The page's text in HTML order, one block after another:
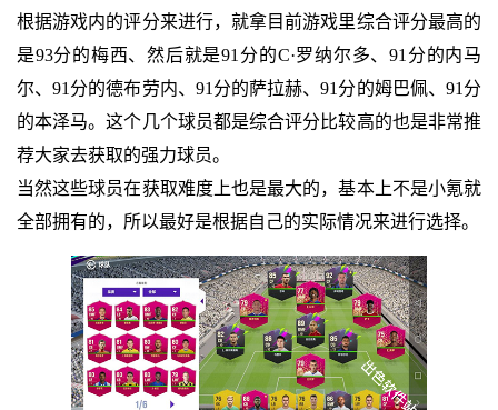
根据游戏内的评分来进行，就拿目前游戏里综合评分最高的
是93分的梅西、然后就是91分的C·罗纳尔多、91分的内马
尔、91分的德布劳内、91分的萨拉赫、91分的姆巴佩、91分
的本泽马。这个几个球员都是综合评分比较高的也是非常推
荐大家去获取的强力球员。
当然这些球员在获取难度上也是最大的，基本上不是小氪就
全部拥有的，所以最好是根据自己的实际情况来进行选择。